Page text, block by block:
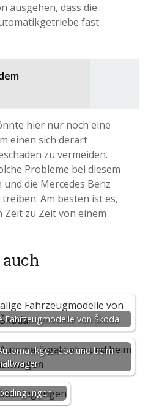
ausgehen, dass die
fast
hier nur noch eine
einen sich derart
zu vermeiden.
Probleme bei diesem
die Mercedes Benz
Am besten ist es,
Zeit zu Zeit von einem
Fahrzeugmodelle von Škoda
und beim